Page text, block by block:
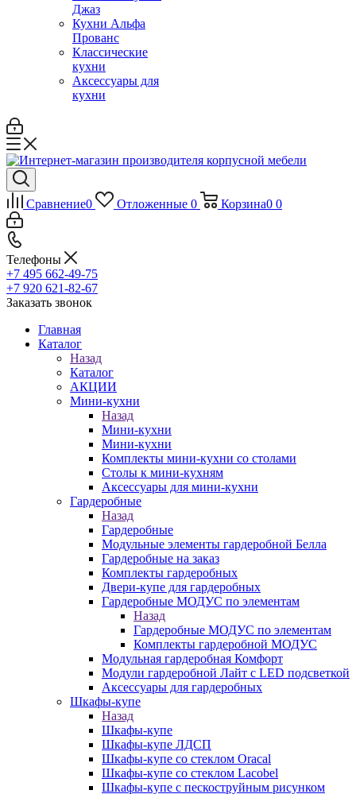
Джаз
Кухни Альфа
Прованс
Классические
кухни
Аксессуары для
кухни
Сравнение0 Отложенные 0 Корзина0 0
Телефоны
+7 495 662-49-75
+7 920 621-82-67
Заказать звонок
Главная
Каталог
Назад
Каталог
АКЦИИ
Мини-кухни
Назад
Мини-кухни
Мини-кухни
Комплекты мини-кухни со столами
Столы к мини-кухням
Аксессуары для мини-кухни
Гардеробные
Назад
Гардеробные
Модульные элементы гардеробной Белла
Гардеробные на заказ
Комплекты гардеробных
Двери-купе для гардеробных
Гардеробные МОДУС по элементам
Назад
Гардеробные МОДУС по элементам
Комплекты гардеробной МОДУС
Модульная гардеробная Комфорт
Модули гардеробной Лайт с LED подсветкой
Аксессуары для гардеробных
Шкафы-купе
Назад
Шкафы-купе
Шкафы-купе ЛДСП
Шкафы-купе со стеклом Oracal
Шкафы-купе со стеклом Lacobel
Шкафы-купе с пескоструйным рисунком